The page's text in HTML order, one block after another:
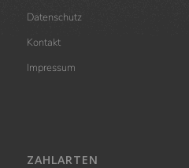
Datenschutz
Kontakt
Impressum
ZAHLARTEN